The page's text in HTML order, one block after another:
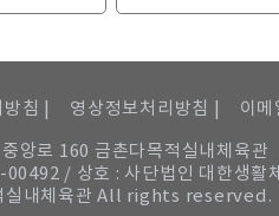
침 | 영상정보처리방침 | 이
앙로 160 금촌다목적실내체육관
/ 상호 : 사단법인 대한생활
내체육관 All rights reserved.